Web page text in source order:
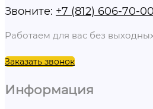
Звоните: +7 (812) 606-70-00
Работаем для вас без
Заказать звонок
Информация